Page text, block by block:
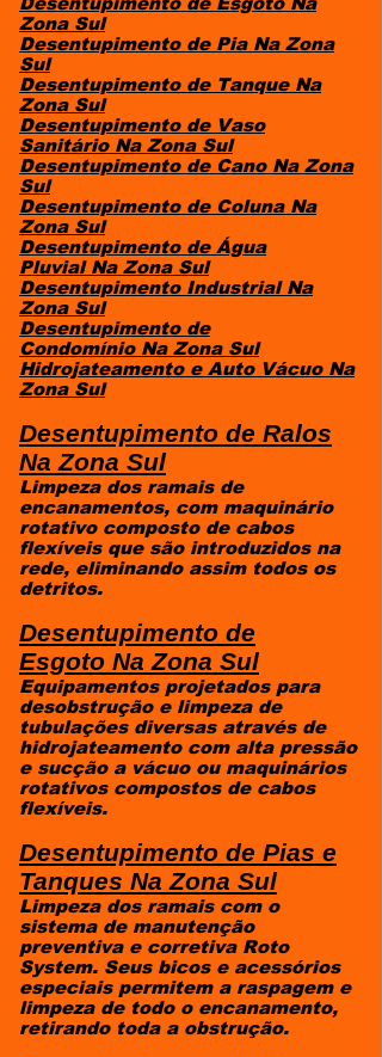
Zona Sul
Desentupimento de Pia Na Zona
Sul
Desentupimento de Tanque Na
Zona Sul
Desentupimento de Vaso
Sanitário Na Zona Sul
Desentupimento de Cano Na Zona
Sul
Desentupimento de Coluna Na
Zona Sul
Desentupimento de Água
Pluvial Na Zona Sul
Desentupimento Industrial Na
Zona Sul
Desentupimento de
Condomínio Na Zona Sul
Hidrojateamento e Auto Vácuo Na
Zona Sul
​Desentupimento de Ralos
Na Zona Sul
Limpeza dos ramais de
encanamentos, com maquinário
rotativo composto de cabos
flexíveis que são introduzidos na
rede, eliminando assim todos os
detritos.
Desentupimento de
Esgoto Na Zona Sul
Equipamentos projetados para
desobstrução e limpeza de
tubulações diversas através de
hidrojateamento com alta pressão
e sucção a vácuo ou maquinários
rotativos compostos de cabos
flexíveis.
Desentupimento de Pias e
Tanques Na Zona Sul
Limpeza dos ramais com o
sistema de manutenção
preventiva e corretiva Roto
System. Seus bicos e acessórios
especiais permitem a raspagem e
limpeza de todo o encanamento,
retirando toda a obstrução.